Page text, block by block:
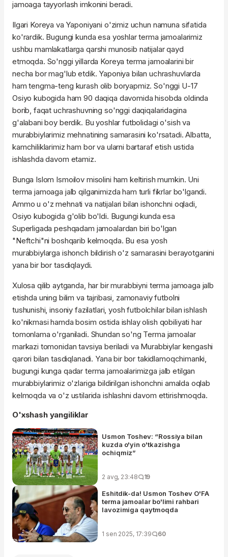
jamoaga tayyorlash imkonini beradi.
Ilgari Koreya va Yaponiyani o'zimiz uchun namuna sifatida
ko'rardik. Bugungi kunda esa yoshlar terma jamoalarimiz
ushbu mamlakatlarga qarshi munosib natijalar qayd
etmoqda. So'nggi yillarda Koreya terma jamoalarini bir
necha bor mag'lub etdik. Yaponiya bilan uchrashuvlarda
ham tengma-teng kurash olib boryapmiz. So'nggi U-17
Osiyo kubogida ham 90 daqiqa davomida hisobda oldinda
borib, faqat uchrashuvning so'nggi daqiqalaridagina
g'alabani boy berdik. Bu yoshlar futbolidagi o'sish va
murabbiylarimiz mehnatining samarasini ko'rsatadi. Albatta,
kamchiliklarimiz ham bor va ularni bartaraf etish ustida
ishlashda davom etamiz.
Bunga Islom Ismoilov misolini ham keltirish mumkin. Uni
terma jamoaga jalb qilganimizda ham turli fikrlar bo'lgandi.
Ammo u o'z mehnati va natijalari bilan ishonchni oqladi,
Osiyo kubogida g'olib bo'ldi. Bugungi kunda esa
Superligada peshqadam jamoalardan biri bo'lgan
"Neftchi"ni boshqarib kelmoqda. Bu esa yosh
murabbiylarga ishonch bildirish o'z samarasini berayotganini
yana bir bor tasdiqlaydi.
Xulosa qilib aytganda, har bir murabbiyni terma jamoaga jalb
etishda uning bilim va tajribasi, zamonaviy futbolni
tushunishi, insoniy fazilatlari, yosh futbolchilar bilan ishlash
ko'nikmasi hamda bosim ostida ishlay olish qobiliyati har
tomonlama o'rganiladi. Shundan so'ng Terma jamoalar
markazi tomonidan tavsiya beriladi va Murabbiylar kengashi
qarori bilan tasdiqlanadi. Yana bir bor takidlamoqchimanki,
bugungi kunga qadar terma jamoalarimizga jalb etilgan
murabbiylarimiz o'zlariga bildirilgan ishonchni amalda oqlab
kelmoqda va o'z ustilarida ishlashni davom ettirishmoqda.
O'xshash yangiliklar
Usmon Toshev: “Rossiya bilan
kuzda o'yin o'tkazishga
ochiqmiz”
2 avg, 23:48 19
Eshitdik-da! Usmon Toshev O'FA
terma jamoalar bo'limi rahbari
lavozimiga qaytmoqda
1 sen 2025, 17:39 60